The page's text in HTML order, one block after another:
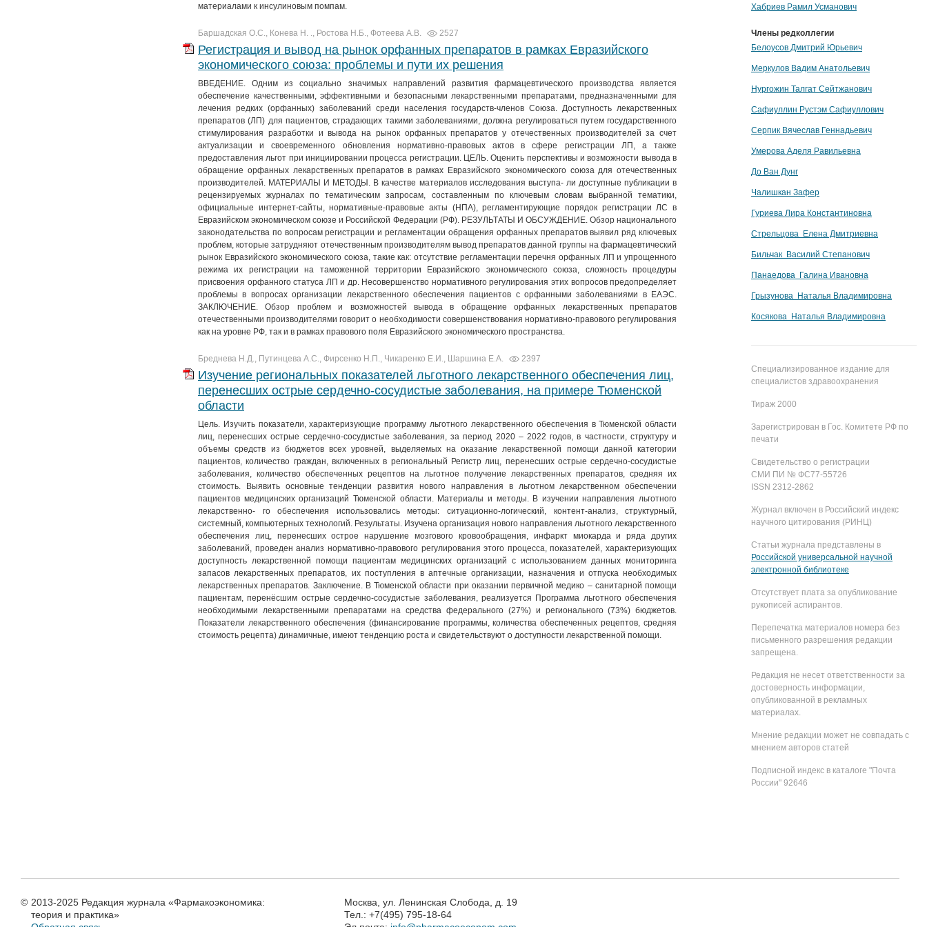
материалами к инсулиновым помпам.
Баршадская О.С., Конева Н. ., Ростова Н.Б., Фотеева A.B. 2527
Регистрация и вывод на рынок орфанных препаратов в рамках Евразийского
экономического союза: проблемы и пути их решения
ВВЕДЕНИЕ. Одним из социально значимых направлений развития фармацевтического производства является
обеспечение качественными, эффективными и безопасными лекарственными препаратами, предназначенными для
лечения редких (орфанных) заболеваний среди населения государств-членов Союза. Доступность лекарственных
препаратов (ЛП) для пациентов, страдающих такими заболеваниями, должна регулироваться путем государственного
стимулирования разработки и вывода на рынок орфанных препаратов у отечественных производителей за счет
актуализации и своевременного обновления нормативно-правовых актов в сфере регистрации ЛП, а также
предоставления льгот при инициировании процесса регистрации. ЦЕЛЬ. Оценить перспективы и возможности вывода в
обращение орфанных лекарственных препаратов в рамках Евразийского экономического союза для отечественных
производителей. МАТЕРИАЛЫ И МЕТОДЫ. В качестве материалов исследования выступа- ли доступные публикации в
рецензируемых журналах по тематическим запросам, составленным по ключевым словам выбранной тематики,
официальные интернет-сайты, нормативные-правовые акты (НПА), регламентирующие порядок регистрации ЛС в
Евразийском экономическом союзе и Российской Федерации (РФ). РЕЗУЛЬТАТЫ И ОБСУЖДЕНИЕ. Обзор национального
законодательства по вопросам регистрации и регламентации обращения орфанных препаратов выявил ряд ключевых
проблем, которые затрудняют отечественным производителям вывод препаратов данной группы на фармацевтический
рынок Евразийского экономического союза, такие как: отсутствие регламентации перечня орфанных ЛП и упрощенного
режима их регистрации на таможенной территории Евразийского экономического союза, сложность процедуры
присвоения орфанного статуса ЛП и др. Несовершенство нормативного регулирования этих вопросов предопределяет
проблемы в вопросах организации лекарственного обеспечения пациентов с орфанными заболеваниями в ЕАЭС.
ЗАКЛЮЧЕНИЕ. Обзор проблем и возможностей вывода в обращение орфанных лекарственных препаратов
отечественными производителями говорит о необходимости совершенствования нормативно-правового регулирования
как на уровне РФ, так и в рамках правового поля Евразийского экономического пространства.
Бреднева Н.Д., Путинцева А.С., Фирсенко Н.П., Чикаренко Е.И., Шаршина Е.А. 2397
Изучение региональных показателей льготного лекарственного обеспечения лиц,
перенесших острые сердечно-сосудистые заболевания, на примере Тюменской
области
Цель. Изучить показатели, характеризующие программу льготного лекарственного обеспечения в Тюменской области
лиц, перенесших острые сердечно-сосудистые заболевания, за период 2020 – 2022 годов, в частности, структуру и
объемы средств из бюджетов всех уровней, выделяемых на оказание лекарственной помощи данной категории
пациентов, количество граждан, включенных в региональный Регистр лиц, перенесших острые сердечно-сосудистые
заболевания, количество обеспеченных рецептов на льготное получение лекарственных препаратов, средняя их
стоимость. Выявить основные тенденции развития нового направления в льготном лекарственном обеспечении
пациентов медицинских организаций Тюменской области. Материалы и методы. В изучении направления льготного
лекарственно- го обеспечения использовались методы: ситуационно-логический, контент-анализ, структурный,
системный, компьютерных технологий. Результаты. Изучена организация нового направления льготного лекарственного
обеспечения лиц, перенесших острое нарушение мозгового кровообращения, инфаркт миокарда и ряда других
заболеваний, проведен анализ нормативно-правового регулирования этого процесса, показателей, характеризующих
доступность лекарственной помощи пациентам медицинских организаций с использованием данных мониторинга
запасов лекарственных препаратов, их поступления в аптечные организации, назначения и отпуска необходимых
лекарственных препаратов. Заключение. В Тюменской области при оказании первичной медико – санитарной помощи
пациентам, перенёсшим острые сердечно-сосудистые заболевания, реализуется Программа льготного обеспечения
необходимыми лекарственными препаратами на средства федерального (27%) и регионального (73%) бюджетов.
Показатели лекарственного обеспечения (финансирование программы, количества обеспеченных рецептов, средняя
стоимость рецепта) динамичные, имеют тенденцию роста и свидетельствуют о доступности лекарственной помощи.
Хабриев Рамил Усманович
Члены редколлегии
Белоусов Дмитрий Юрьевич
Меркулов Вадим Анатольевич
Нургожин Талгат Сейтжанович
Сафиуллин Рустэм Сафиуллович
Серпик Вячеслав Геннадьевич
Умерова Аделя Равильевна
До Ван Дунг
Чалишкан Зафер
Гуриева Лира Константиновна
Стрельцова Елена Дмитриевна
Бильчак Василий Степанович
Панаедова Галина Ивановна
Грызунова Наталья Владимировна
Косякова Наталья Владимировна
Специализированное издание для
специалистов здравоохранения
Тираж 2000
Зарегистрирован в Гос. Комитете РФ по
печати
Свидетельство о регистрации
СМИ ПИ № ФС77-55726
ISSN 2312-2862
Журнал включен в Российский индекс
научного цитирования (РИНЦ)
Статьи журнала представлены в
Российской универсальной научной
электронной библиотеке
Отсутствует плата за опубликование
рукописей аспирантов.
Перепечатка материалов номера без
письменного разрешения редакции
запрещена.
Редакция не несет ответственности за
достоверность информации,
опубликованной в рекламных
материалах.
Мнение редакции может не совпадать с
мнением авторов статей
Подписной индекс в каталоге "Почта
России" 92646
© 2013-2025 Редакция журнала «Фармакоэкономика:
теория и практика»
Москва, ул. Ленинская Слобода, д. 19
Тел.: +7(495) 795-18-64